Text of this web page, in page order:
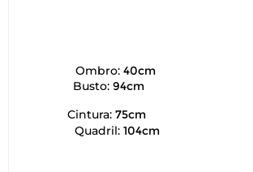
Ombro: 40cm
Busto: 94cm
Cintura: 75cm
Quadril: 104cm